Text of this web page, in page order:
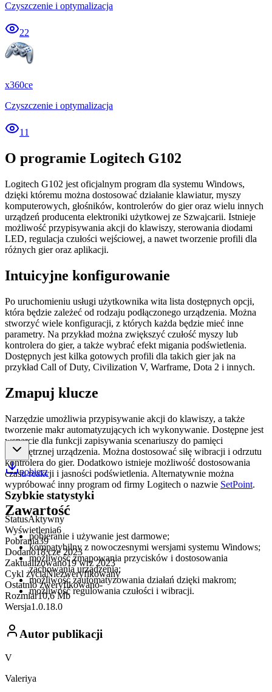
Czyszczenie i optymalizacja
22
x360ce
Czyszczenie i optymalizacja
11
O programie Logitech G102
Logitech G102 jest oficjalnym program dla systemu Windows,
dzięki któremu można dostosować działanie klawiatur, myszy
komputerowych, głośników, kontrolerów do gier oraz wielu innych
urządzeń producenta elektroniki użytkowej ze Szwajcarii. Istnieje
możliwość przypisywania akcji do klawiszy, sterowania diodami
LED, regulacja czułości wejściowej, a nawet tworzenie profili dla
różnych gier oraz aplikacji.
Intuicyjne konfigurowanie
Po uruchomieniu usługi użytkownika wita lista dostępnych opcji,
która będzie zależeć od rodzaju podłączonego urządzenia. Można
stworzyć wiele konfiguracji, z których każda będzie mieć inne
parametry. Na przykład można zwiększyć czułość myszy lub
kontrolera do gier, a także wybrać efekt migania podświetlenia.
Dostępnych jest kilka gotowych profili dla takich gier jak na
przykład Call of Duty, Civilization V, Warframe, Dota 2 i innych.
Zmapuj klucze
Narzędzie umożliwia przypisywanie akcji do klawiszy, a także
tworzenie makr automatyzujących ich wykonywanie. Dostępne jest
wsparcie dla funkcji zapisywania scenariuszy do pamięci
wewnętrznej urządzenia. Można dostosować siłę wibracji i odrzutu
kontrolera do gier. Dodatkowo istnieje możliwość dostosowania
czasu reakcji i jasności podświetlenia. Alternatywnie można
wypróbować inny program od firmy Logitech o nazwie SetPoint.
Zawartość
pobieranie i używanie jest darmowe;
kompatybilny z nowoczesnymi wersjami systemu Windows;
możliwość zmapowania przycisków i dostosowania
zachowania urządzenia;
możliwość zautomatyzowania działań dzięki makrom;
możliwość regulowania czułości i wibracji.
pobierz
Szybkie statystyki
StatusAktywny
Wyświetlenia6
Pobrania39
Dodano18 cze 2023
Zaktualizowano19 wrz 2023
Cykl życiaNiezweryfikowany
Ostatnio zweryfikowano-
Rozmiar10,6 Mb
Wersja1.0.18.0
Autor publikacji
V
Valeriya